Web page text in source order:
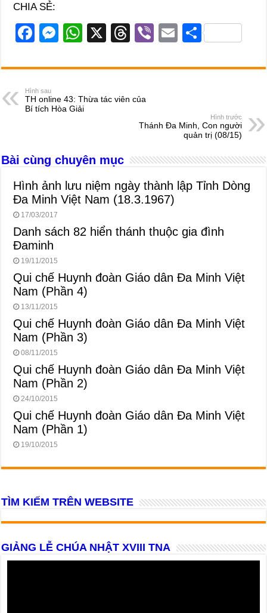
CHIA SẺ:
F
c
e
b
k
M
ss
n
W
at
A
X
T
e
d
s
Vi
er
E
ail
S
ar
Hình sau
TH online 43: Thừa tác viên của
Bí tích Hòa Giải
Hình trước
Thánh Đa Minh, Con người
quản trị (08/15)
Bài cùng chuyên mục
Hình ảnh lưu niệm ngày thành lập Tỉnh Dòng
Đa Minh Việt Nam (18.3.1967)
17/03/2017
Danh sách 82 hiển thánh thuộc gia đình
Đaminh
19/11/2015
Qui chế Huynh đoàn Giáo dân Đa Minh Việt
Nam (Phần 4)
13/11/2015
Qui chế Huynh đoàn Giáo dân Đa Minh Việt
Nam (Phần 3)
08/11/2015
Qui chế Huynh đoàn Giáo dân Đa Minh Việt
Nam (Phần 2)
24/10/2015
Qui chế Huynh đoàn Giáo dân Đa Minh Việt
Nam (Phần 1)
19/10/2015
TÌM KIẾM TRÊN WEBSITE
GIẢNG LỄ CHÚA NHẬT XVIII TNA